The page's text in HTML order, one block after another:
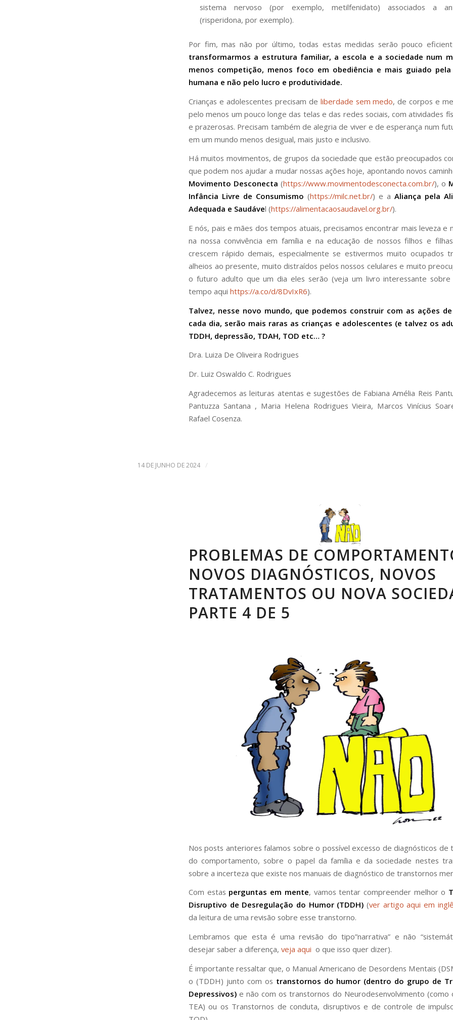
sistema nervoso (por exemplo, metilfenidato) associados a
(risperidona, por exemplo).
Por fim, mas não por último, todas estas medidas serão pouco
transformarmos a estrutura familiar, a escola e a sociedade num
menos competição, menos foco em obediência e mais guiado
humana e não pelo lucro e produtividade.
Crianças e adolescentes precisam de liberdade sem medo, de corpos e
pelo menos um pouco longe das telas e das redes sociais, com atividades
e prazerosas. Precisam também de alegria de viver e de esperança num
em um mundo menos desigual, mais justo e inclusivo.
Há muitos movimentos, de grupos da sociedade que estão preocupados
que podem nos ajudar a mudar nossas ações hoje, apontando novos
Movimento Desconecta (https://www.movimentodesconecta.com.br/), o
Infância Livre de Consumismo (https://milc.net.br/) e a Aliança pela
Adequada e Saudável (https://alimentacaosaudavel.org.br/).
E nós, pais e mães dos tempos atuais, precisamos encontrar mais leveza e
na nossa convivência em família e na educação de nossos filhos e
crescem rápido demais, especialmente se estivermos muito ocupados
alheios ao presente, muito distraídos pelos nossos celulares e muito
o futuro adulto que um dia eles serão (veja um livro interessante
tempo aqui https://a.co/d/8DvIxR6).
Talvez, nesse novo mundo, que podemos construir com as ações
cada dia, serão mais raras as crianças e adolescentes (e talvez os
TDDH, depressão, TDAH, TOD etc… ?
Dra. Luiza De Oliveira Rodrigues
Dr. Luiz Oswaldo C. Rodrigues
Agradecemos as leituras atentas e sugestões de Fabiana Amélia Reis
Pantuzza Santana , Maria Helena Rodrigues Vieira, Marcos Vinícius
Rafael Cosenza.
14 DE JUNHO DE 2024 /
PROBLEMAS DE
NOVOS DIAGNÓSTICOS, NOVOS
TRATAMENTOS OU NOVA
PARTE 4 DE 5
Nos posts anteriores falamos sobre o possível excesso de diagnósticos de
do comportamento, sobre o papel da família e da sociedade nestes
sobre a incerteza que existe nos manuais de diagnóstico de transtornos
Com estas perguntas em mente, vamos tentar compreender melhor o
Disruptivo de Desregulação do Humor (TDDH) (ver artigo aqui em
da leitura de uma revisão sobre esse transtorno.
Lembramos que esta é uma revisão do tipo”narrativa” e não
desejar saber a diferença, veja aqui o que isso quer dizer).
É importante ressaltar que, o Manual Americano de Desordens Mentais
o (TDDH) junto com os transtornos do humor (dentro do grupo de
Depressivos) e não com os transtornos do Neurodesenvolvimento (como
TEA) ou os Transtornos de conduta, disruptivos e de controle de